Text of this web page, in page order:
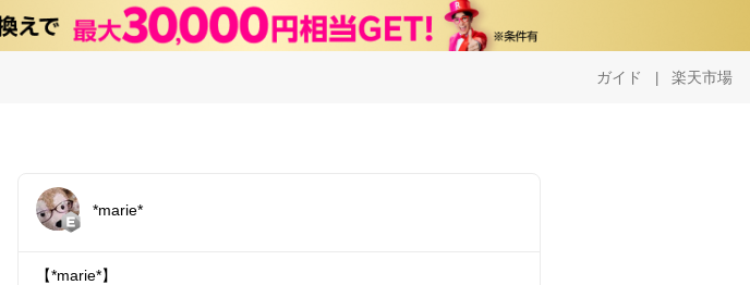
ガイド | 楽天市場
*marie*
【*marie*】